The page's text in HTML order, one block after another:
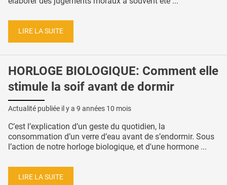
LIRE LA SUITE
HORLOGE BIOLOGIQUE: Comment elle
stimule la soif avant de dormir
Actualité publiée il y a 9 années 10 mois
C’est l’explication d’un geste du quotidien, la
consommation d’un verre d’eau avant de s’endormir. Sous
l’action de notre horloge biologique, et d'une hormone ...
LIRE LA SUITE